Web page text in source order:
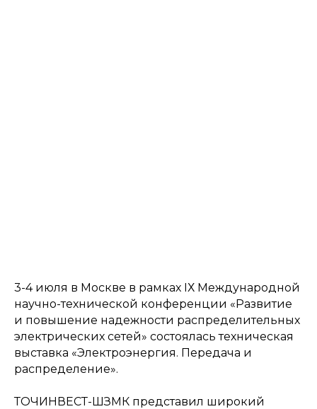
3-4 июля в Москве в рамках IХ Международной
научно-технической конференции «Развитие
и повышение надежности распределительных
электрических сетей» состоялась техническая
выставка «Электроэнергия. Передача и
распределение».
ТОЧИНВЕСТ-ШЗМК представил широкий